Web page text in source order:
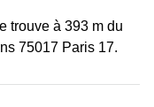
trouve à 393 m du
75017 Paris 17.